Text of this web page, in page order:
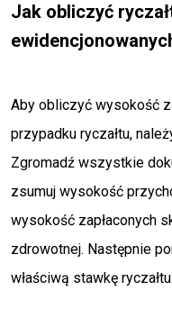
Jak obliczyć
Aby obliczyć wysokość
przypadku ryczałtu,
Zgromadź wszystkie
zsumuj wysokość
wysokość zapłaconych
zdrowotnej. Następnie
właściwą stawkę ryczałtu.